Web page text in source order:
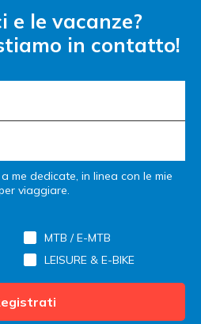
e le vacanze?
in contatto!
me dedicate, in linea con le mie
viaggiare.
MTB / E-MTB
LEISURE & E-BIKE